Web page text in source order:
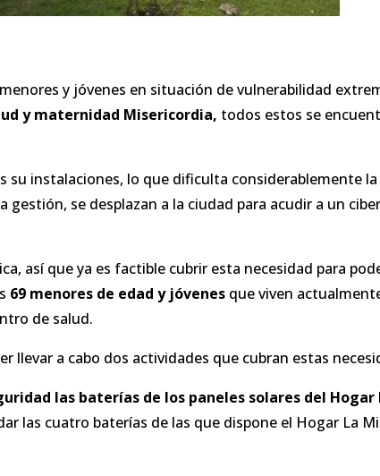
y jóvenes en situación de vulnerabilidad
y maternidad Misericordia, todos estos se
instalaciones, lo que dificulta considerablemente
se desplazan a la ciudad para acudir a un
así que ya es factible cubrir esta necesidad para
69 menores de edad y jóvenes que viven
de salud.
llevar a cabo dos actividades que cubran estas
las baterías de los paneles solares del
las cuatro baterías de las que dispone el Hogar La